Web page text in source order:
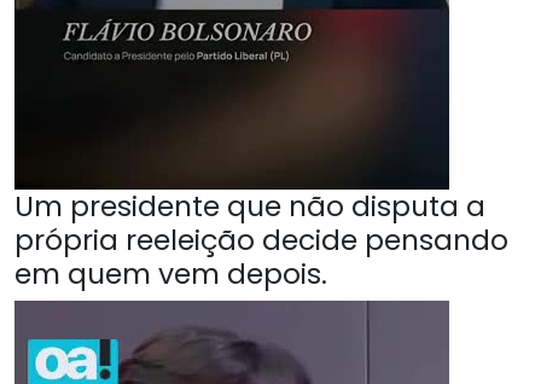
Um presidente que não disputa a
própria reeleição decide pensando
em quem vem depois.